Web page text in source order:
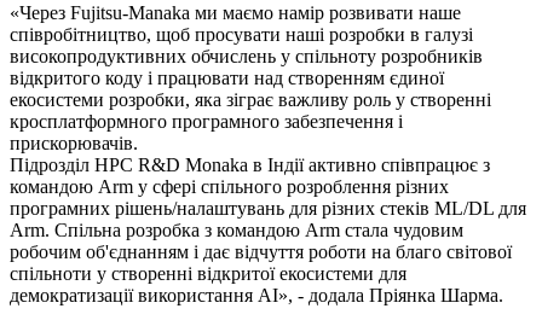
«Через Fujitsu-Manaka ми маємо намір розвивати наше
співробітництво, щоб просувати наші розробки в галузі
високопродуктивних обчислень у спільноту розробників
відкритого коду і працювати над створенням єдиної
екосистеми розробки, яка зіграє важливу роль у створенні
кросплатформного програмного забезпечення і
прискорювачів.
Підрозділ HPC R&D Monaka в Індії активно співпрацює з
командою Arm у сфері спільного розроблення різних
програмних рішень/налаштувань для різних стеків ML/DL для
Arm. Спільна розробка з командою Arm стала чудовим
робочим об'єднанням і дає відчуття роботи на благо світової
спільноти у створенні відкритої екосистеми для
демократизації використання AI», - додала Пріянка Шарма.